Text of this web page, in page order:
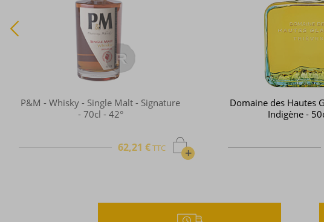
Domaine des Hautes Glaces - Whisky -
+
68,93 €TTC